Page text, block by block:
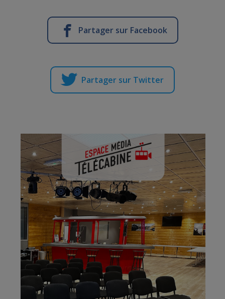
Partager sur Facebook
Partager sur Twitter